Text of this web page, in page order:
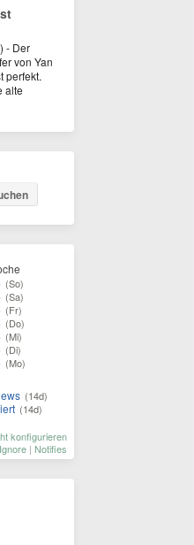
- Der
von Yan
perfekt.
alte
(So)
(Sa)
(Fr)
(Do)
(Mi)
(Di)
(Mo)
(14d)
(14d)
konfigurieren
Ignore | Notifies